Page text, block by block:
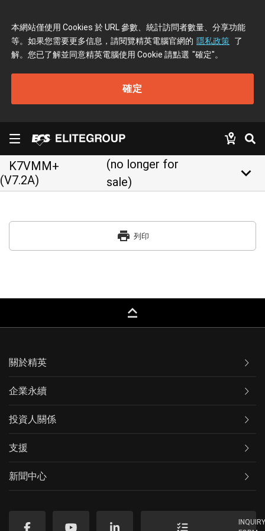
本網站僅使用 Cookies 於 URL 參數、統計訪問者數量、分享功能
等。如果您需要更多信息，請閱覽精英電腦官網的 隱私政策 了
解。您已了解並同意精英電腦使用 Cookie 請點選 "確定"。
確定
K7VMM+
(V7.2A)
(no longer for
sale)
keyboard_arrow_down
print 列印
keyboard_capslock
關於精英
企業永續
投資人關係
支援
新聞中心